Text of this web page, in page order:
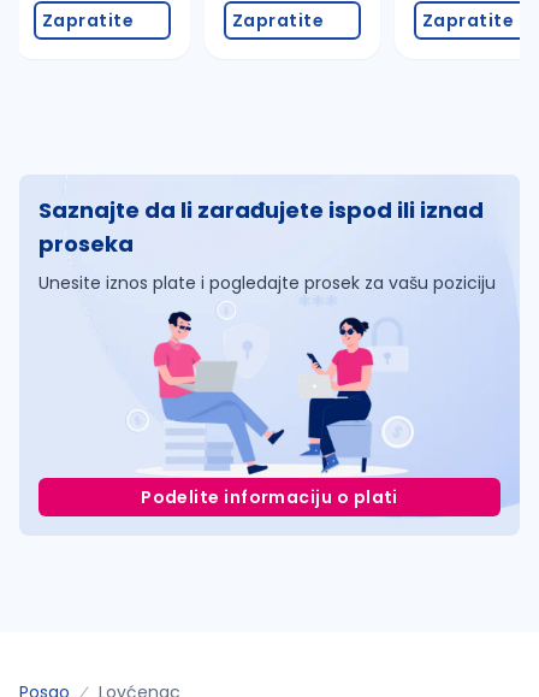
Zapratite Zapratite Zapratite
Saznajte da li zarađujete ispod ili iznad
proseka
Unesite iznos plate i pogledajte prosek za vašu poziciju
Podelite informaciju o plati
Posao Lovćenac